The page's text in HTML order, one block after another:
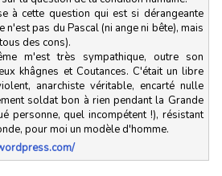
à cette question qui est si dérangeante
n'est pas du Pascal (ni ange ni bête), mais
des cons).
m'est très sympathique, outre son
khâgnes et Coutances. C'était un libre
anarchiste véritable, encarté nulle
soldat bon à rien pendant la Grande
personne, quel incompétent !), résistant
pour moi un modèle d'homme.